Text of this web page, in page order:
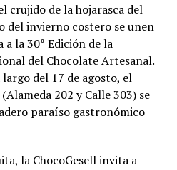
crujido de la hojarasca del
del invierno costero se unen
a la 30° Edición de la
del Chocolate Artesanal.
del 17 de agosto, el
202 y Calle 303) se
paraíso gastronómico
la ChocoGesell invita a